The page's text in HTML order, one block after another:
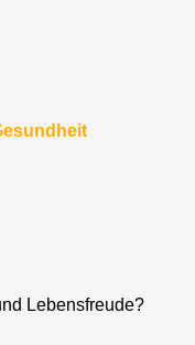
Lebensfreude?